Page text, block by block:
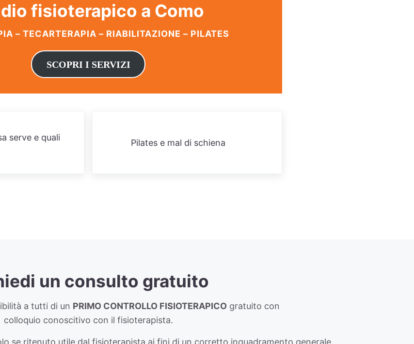
fisioterapico a Como
– TECARTERAPIA – RIABILITAZIONE – PILATES
SCOPRI I SERVIZI
serve e quali
Pilates e mal di schiena
un consulto gratuito
a tutti di un PRIMO CONTROLLO FISIOTERAPICO gratuito con
colloquio conoscitivo con il fisioterapista.
se ritenuto utile dal fisioterapista ai fini di un corretto inquadramento generale.​